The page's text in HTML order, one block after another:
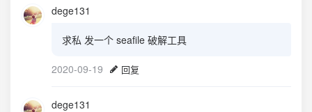
dege131
求私 发一个 seafile 破解工具
2020-09-19 回复
dege131